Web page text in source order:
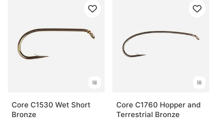
Core C1530 Wet Short
Bronze
Core C1760 Hopper and
Terrestrial Bronze